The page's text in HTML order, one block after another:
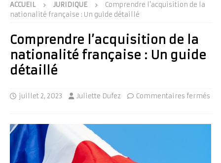
ACCUEIL JURIDIQUE
Comprendre l’acquisition de la
nationalité française : Un guide détaillé
Comprendre l’acquisition de la
nationalité française : Un guide
détaillé
juillet 2, 2023 Juliette Dufez Commentaires fermés